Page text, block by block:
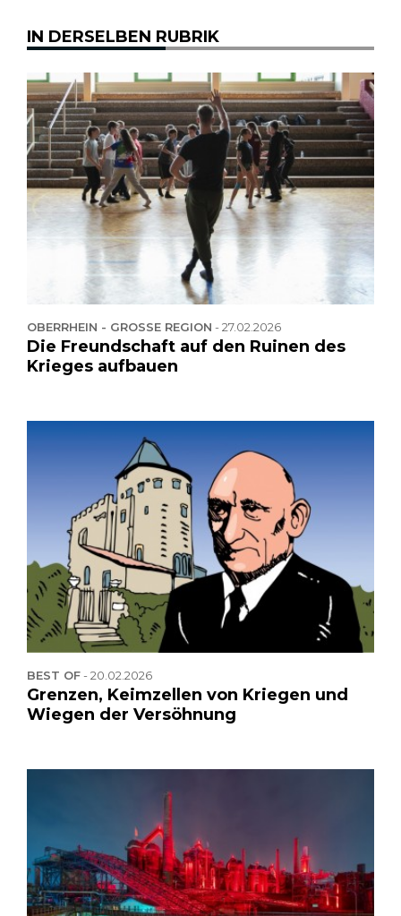
IN DERSELBEN RUBRIK
OBERRHEIN - GROSSE REGION -27.02.2026
Die Freundschaft auf den Ruinen des
Krieges aufbauen
BEST OF-20.02.2026
Grenzen, Keimzellen von Kriegen und
Wiegen der Versöhnung